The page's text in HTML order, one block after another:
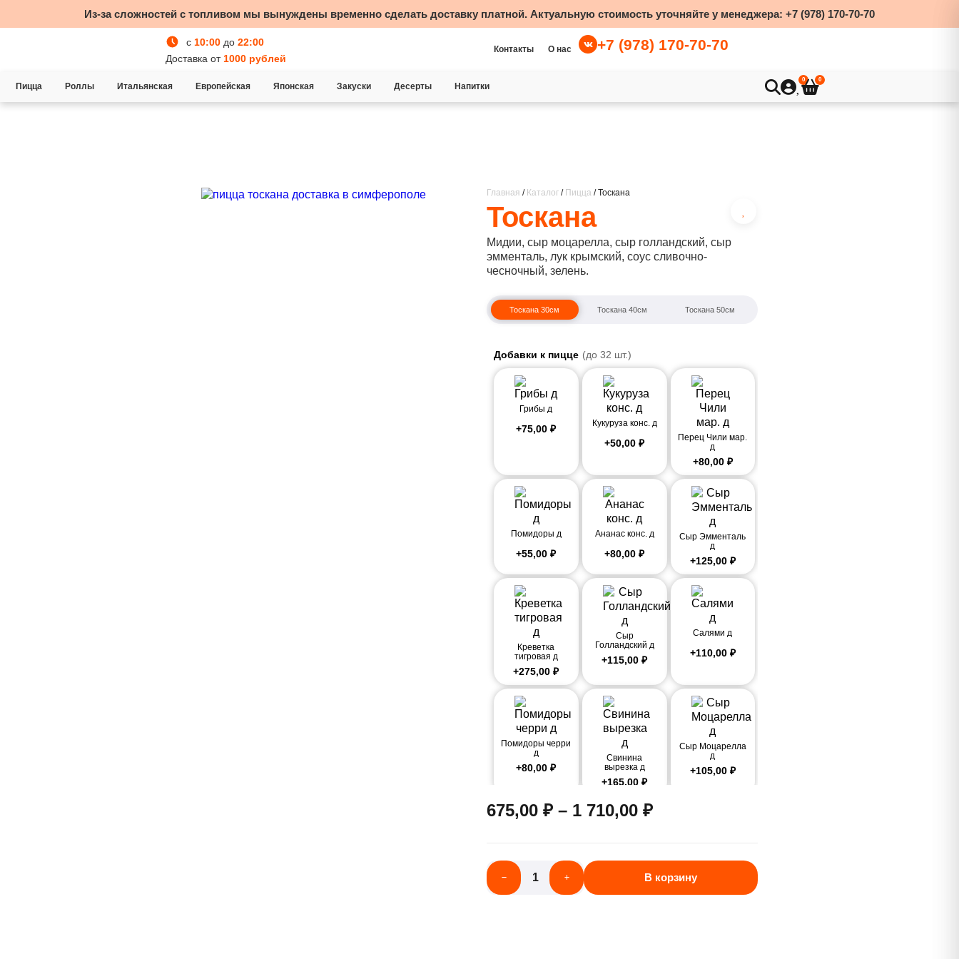
Из-за сложностей с топливом мы вынуждены временно сделать доставку платной. Актуальную стоимость уточняйте у менеджера: +7 (978) 170-70-70
с 10:00до 22:00
Доставка от 1000 рублей
Контакты О нас +7 (978) 170-70-70
Пицца Роллы Итальянская Европейская Японская Закуски Десерты Напитки
0 0
Главная / Каталог / Пицца / Тоскана
Тоскана
Мидии, сыр моцарелла, сыр голландский, сыр
эмменталь, лук крымский, соус сливочно-
чесночный, зелень.
Тоскана 30см Тоскана 40см Тоскана 50см
Добавки к пицце (до 32 шт.)
Грибы д
+75,00₽ Кукуруза конс. д
+50,00₽
Перец Чили мар.
д
+80,00 ₽
Помидоры д
+55,00₽
Ананас конс. д
+80,00₽
Сыр Эмменталь
д
+125,00 ₽
Креветка
тигровая д
+275,00₽
Сыр
Голландский д
+115,00₽
Салями д
+110,00 ₽
Помидоры черри
д
+80,00₽
Свинина
вырезка д
+165,00₽
Сыр Моцарелла
д
+105,00 ₽
105,00 +
675,00 ₽ – 1 710,00 ₽
В корзину